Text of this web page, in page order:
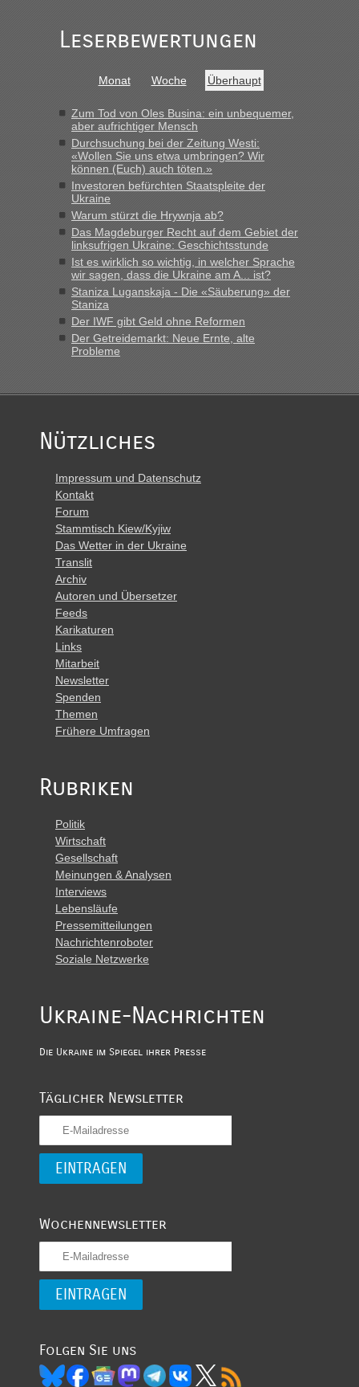
Grenzübergang zwischen Polen und der Ukraine geht es am
„Bin am Montag 15.6.26 um 8 Uhr in Urgyniw ausgereist,
das erste Mal an einem Montagmorgen ca. 15 Fahrzeuge
vor mir, bin sonst der Erste oder Zweite, egal, nach ca 20
Minuten wurde dann die nächste Welle...“
Berichte und Reisetipps • Re: An welchem
Grenzübergang zwischen Polen und der Ukraine geht es am
schnellsten?
„Derzeit, ist es überall sehr voll an den Grenzen Ukraine/
Polen. Zb. Krakovets 100 PKW ca. 10 h Wartezeit. Wollen
Montag rüber, versuchen es sehr früh.“
Leserbewertungen
Monat Woche Überhaupt
Zum Tod von Oles Busina: ein unbequemer,
aber aufrichtiger Mensch
Durchsuchung bei der Zeitung Westi:
«Wollen Sie uns etwa umbringen? Wir
können (Euch) auch töten.»
Investoren befürchten Staatspleite der
Ukraine
Warum stürzt die Hrywnja ab?
Das Magdeburger Recht auf dem Gebiet der
linksufrigen Ukraine: Geschichtsstunde
Ist es wirklich so wichtig, in welcher Sprache
wir sagen, dass die Ukraine am A... ist?
Staniza Luganskaja - Die «Säuberung» der
Staniza
Der IWF gibt Geld ohne Reformen
Der Getreidemarkt: Neue Ernte, alte
Probleme
Nützliches
Impressum und Datenschutz
Kontakt
Forum
Stammtisch Kiew/Kyjiw
Das Wetter in der Ukraine
Translit
Archiv
Autoren und Übersetzer
Feeds
Karikaturen
Links
Mitarbeit
Newsletter
Spenden
Themen
Frühere Umfragen
Rubriken
Politik
Wirtschaft
Gesellschaft
Meinungen & Analysen
Interviews
Lebensläufe
Pressemitteilungen
Nachrichtenroboter
Soziale Netzwerke
Ukraine-Nachrichten
Die Ukraine im Spiegel ihrer Presse
Täglicher Newsletter
Wochennewsletter
Folgen Sie uns